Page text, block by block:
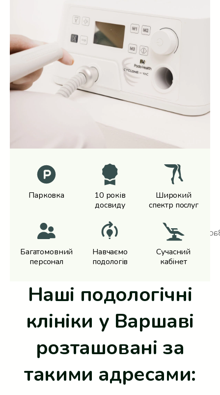
профілактику повторного виникнення
проблеми. Наші фахівці підбирають
індивідуальні методи терапії, що
сприяють відновленню здоров’я та
естетики нігтів.
Парковка
10 років
досвиду
Широкий
спектр послуг
Багатомовний
персонал
Навчаємо
подологів
Сучасний
кабінет
Наші подологічні
клініки у Варшаві
розташовані за
такими адресами: